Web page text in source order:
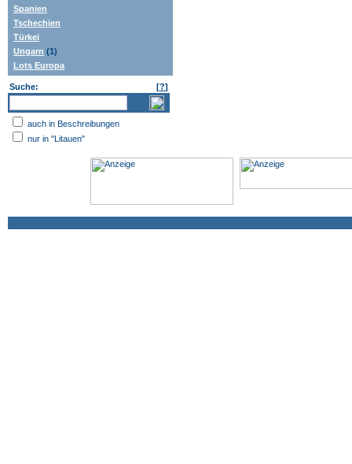
Spanien
Tschechien
Türkei
Ungarn (1)
Lots Europa
Suche: [?]
auch in Beschreibungen
nur in "Litauen"